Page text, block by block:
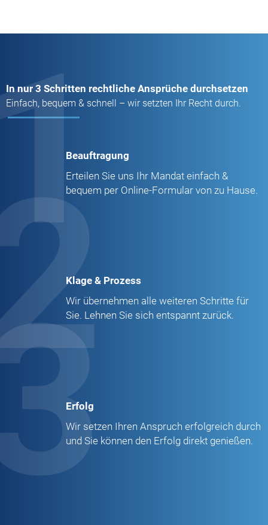
In nur 3 Schritten rechtliche Ansprüche durchsetzen
Einfach, bequem & schnell – wir setzten Ihr Recht durch.
Beauftragung
Erteilen Sie uns Ihr Mandat einfach &
bequem per Online-Formular von zu Hause.
Klage & Prozess
Wir übernehmen alle weiteren Schritte für
Sie. Lehnen Sie sich entspannt zurück.
Erfolg
Wir setzen Ihren Anspruch erfolgreich durch
und Sie können den Erfolg direkt genießen.